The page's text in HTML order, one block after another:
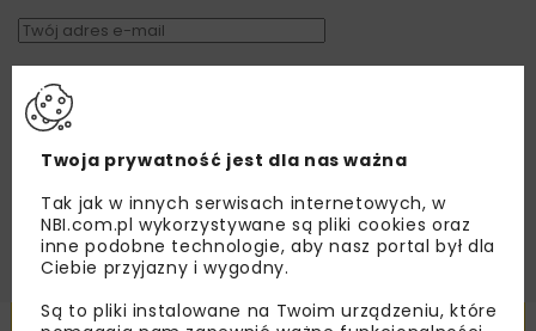
Regulaminem
podany przeze mnie adres e-mail korespondencji
handlowej w postaci newslettera.
ZAPISZ MNIE
Twoja prywatność jest dla nas ważna
Tak jak w innych serwisach internetowych, w
NBI.com.pl wykorzystywane są pliki cookies oraz
inne podobne technologie, aby nasz portal był dla
Ciebie przyjazny i wygodny.
Są to pliki instalowane na Twoim urządzeniu, które